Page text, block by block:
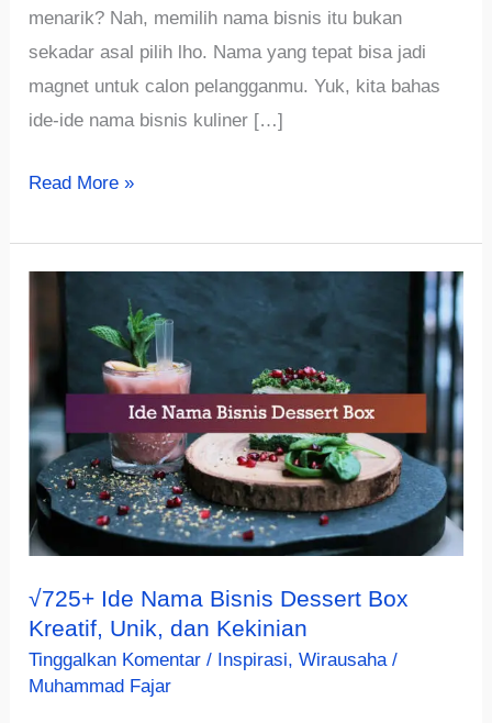
menarik? Nah, memilih nama bisnis itu bukan
sekadar asal pilih lho. Nama yang tepat bisa jadi
magnet untuk calon pelangganmu. Yuk, kita bahas
ide-ide nama bisnis kuliner […]
√768+
Nama
Unik,
Aesthetic
dan
Lucu
Read More »
√725+ Ide Nama Bisnis Dessert Box
Kreatif, Unik, dan Kekinian
Tinggalkan Komentar / Inspirasi,Wirausaha/
Muhammad Fajar